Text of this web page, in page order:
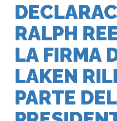
RALPH
LA FIRMA
LAKEN
PARTE DEL